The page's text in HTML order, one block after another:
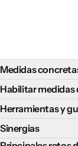
Medidas
Existen varias
gestión del agua
resistente al
Mejorar la
lluvia, por
Habilitar medidas
Las políticas de
capacidad
la transición
Herramientas y
Las herramientas
exitosa hacia
Sinergias